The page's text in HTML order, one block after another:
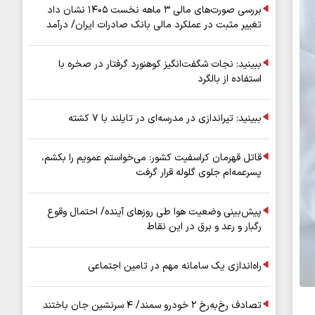
بررسی صورت‌های مالی ۳ ماهه نخست ۱۴۰۵ نشان داد
تغییر مثبت در عملکرد مالی بانک صادرات ایران/ درآمد
ببینید: نجات شگفت‌انگیز کوهنورد گرفتار در صخره با
استفاده از بالگرد
ببینید: تیراندازی در مدرسه‌ای در تایلند با ۷ کشته
قاتل قهرمان کراسفیت کشور: می‌خواستم عمویم را بکشم،
پسرعمه‌ام جلوی گلوله قرار گرفت
پیش‌بینی وضعیت هوا طی روزهای آینده/ احتمال وقوع
رگبار و رعد و برق در این نقاط
راه‌اندازی یک سامانه مهم در تامین اجتماعی
تصادف رخ‌به‌رخ ۲ خودرو سمند/ ۴ سرنشین جان باختند